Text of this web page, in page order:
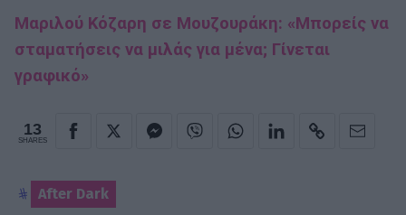
Μαριλού Κόζαρη σε Μουζουράκη: «Μπορείς να
σταματήσεις να μιλάς για μένα; Γίνεται
γραφικό»
13
SHARES
After Dark